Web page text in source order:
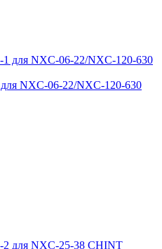
NXC-06-22/NXC-120-630